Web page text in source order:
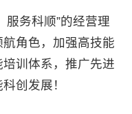
服务科顺”的经营理
角色，加强高技能
训体系，推广先进
创发展！